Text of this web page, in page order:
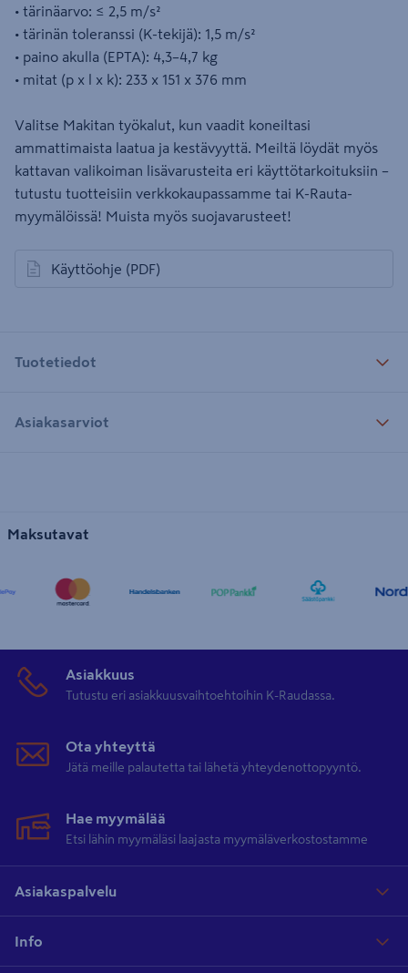
• tärinäarvo: ≤ 2,5 m/s²
• tärinän toleranssi (K-tekijä): 1,5 m/s²
• paino akulla (EPTA): 4,3–4,7 kg
• mitat (p x l x k): 233 x 151 x 376 mm
Valitse Makitan työkalut, kun vaadit koneiltasi
ammattimaista laatua ja kestävyyttä. Meiltä löydät myös
kattavan valikoiman lisävarusteita eri käyttötarkoituksiin –
tutustu tuotteisiin verkkokaupassamme tai K-Rauta-
myymälöissä! Muista myös suojavarusteet!
Käyttöohje (PDF)
avautuu uuteen välilehteen
Tuotetiedot
Asiakasarviot
Maksutavat
Asiakkuus
Tutustu eri asiakkuusvaihtoehtoihin K-Raudassa.
Ota yhteyttä
Jätä meille palautetta tai lähetä yhteydenottopyyntö.
Hae myymälää
Etsi lähin myymäläsi laajasta myymäläverkostostamme
Asiakaspalvelu
Info